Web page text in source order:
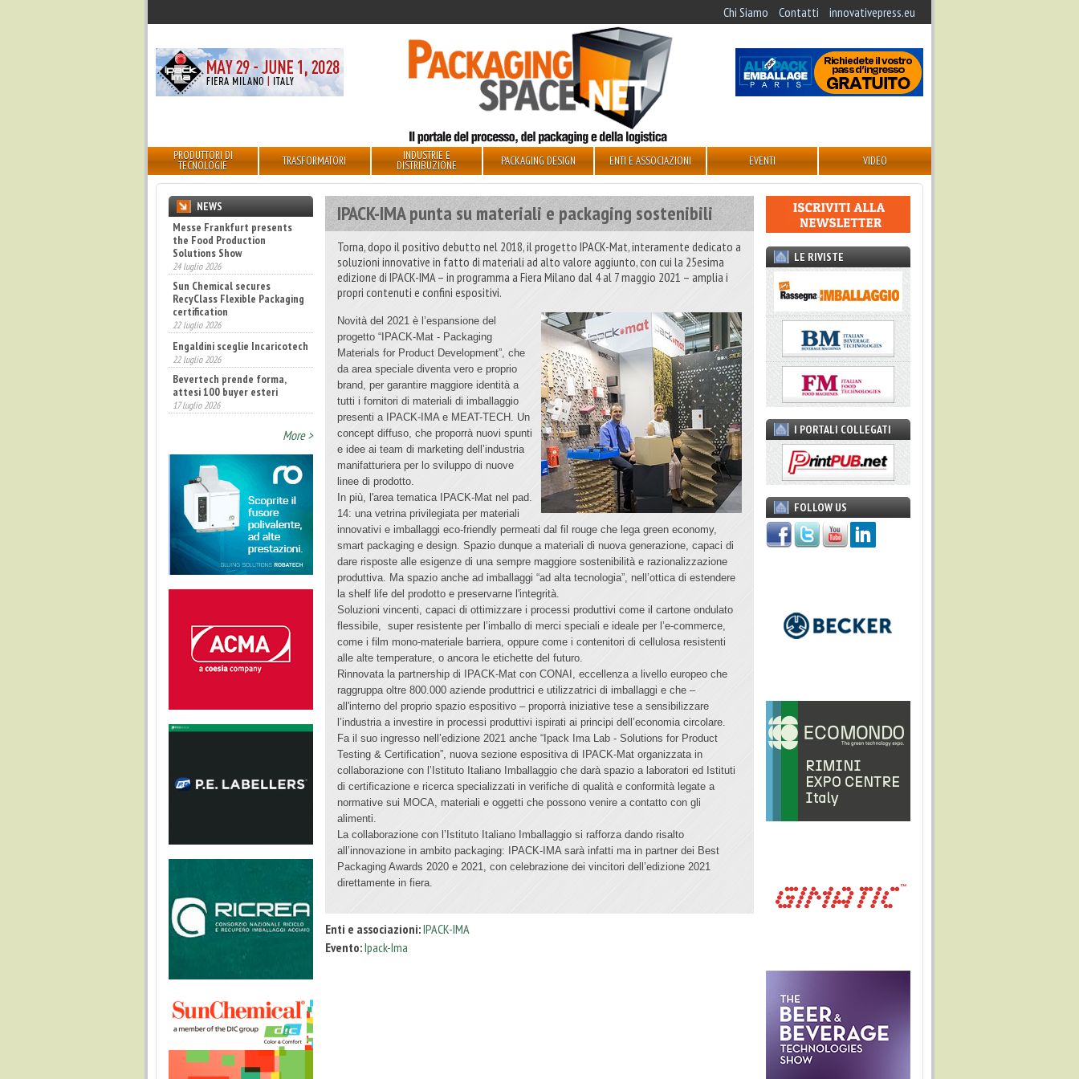
Chi Siamo Contatti innovativepress.eu
PRODUTTORI DI
TECNOLOGIE TRASFORMATORI INDUSTRIE E
DISTRIBUZIONE PACKAGING DESIGN ENTI E ASSOCIAZIONI EVENTI VIDEO
IPACK-IMA punta su materiali e packaging sostenibili
Torna, dopo il positivo debutto nel 2018, il progetto IPACK-Mat, interamente dedicato a
soluzioni innovative in fatto di materiali ad alto valore aggiunto, con cui la 25esima
edizione di IPACK-IMA – in programma a Fiera Milano dal 4 al 7 maggio 2021 – amplia i
propri contenuti e confini espositivi.
Novità del 2021 è l’espansione del
progetto “IPACK-Mat - Packaging
Materials for Product Development”, che
da area speciale diventa vero e proprio
brand, per garantire maggiore identità a
tutti i fornitori di materiali di imballaggio
presenti a IPACK-IMA e MEAT-TECH. Un
concept diffuso, che proporrà nuovi spunti
e idee ai team di marketing dell’industria
manifatturiera per lo sviluppo di nuove
linee di prodotto.
In più, l'area tematica IPACK-Mat nel pad.
14: una vetrina privilegiata per materiali
innovativi e imballaggi eco-friendly permeati dal fil rouge che lega green economy,
smart packaging e design. Spazio dunque a materiali di nuova generazione, capaci di
dare risposte alle esigenze di una sempre maggiore sostenibilità e razionalizzazione
produttiva. Ma spazio anche ad imballaggi “ad alta tecnologia”, nell’ottica di estendere
la shelf life del prodotto e preservarne l'integrità.
Soluzioni vincenti, capaci di ottimizzare i processi produttivi come il cartone ondulato
flessibile, super resistente per l’imballo di merci speciali e ideale per l’e-commerce,
come i film mono-materiale barriera, oppure come i contenitori di cellulosa resistenti
alle alte temperature, o ancora le etichette del futuro.
Rinnovata la partnership di IPACK-Mat con CONAI, eccellenza a livello europeo che
raggruppa oltre 800.000 aziende produttrici e utilizzatrici di imballaggi e che –
all'interno del proprio spazio espositivo – proporrà iniziative tese a sensibilizzare
l’industria a investire in processi produttivi ispirati ai principi dell’economia circolare.
Fa il suo ingresso nell’edizione 2021 anche “Ipack Ima Lab - Solutions for Product
Testing & Certification”, nuova sezione espositiva di IPACK-Mat organizzata in
collaborazione con l’Istituto Italiano Imballaggio che darà spazio a laboratori ed Istituti
di certificazione e ricerca specializzati in verifiche di qualità e conformità legate a
normative sui MOCA, materiali e oggetti che possono venire a contatto con gli
alimenti.
La collaborazione con l’Istituto Italiano Imballaggio si rafforza dando risalto
all’innovazione in ambito packaging: IPACK-IMA sarà infatti ma in partner dei Best
Packaging Awards 2020 e 2021, con celebrazione dei vincitori dell’edizione 2021
direttamente in fiera.
Enti e associazioni:IPACK-IMA
Evento:Ipack-Ima
NEWS
Messe Frankfurt presents
the Food Production
Solutions Show
24 luglio 2026
Sun Chemical secures
RecyClass Flexible Packaging
certification
22 luglio 2026
Engaldini sceglie Incaricotech
22 luglio 2026
Bevertech prende forma,
attesi 100 buyer esteri
17 luglio 2026
More >
LE RIVISTE
I PORTALI COLLEGATI
FOLLOW US